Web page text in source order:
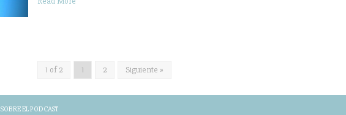
1 of 2 1 2 Siguiente »
SOBRE EL PODCAST